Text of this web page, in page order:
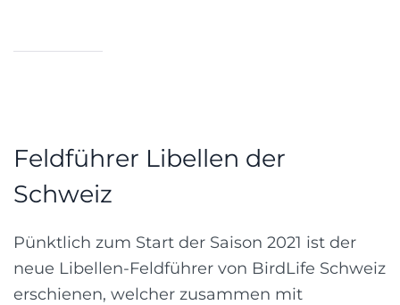
Feldführer Libellen der
Schweiz
Pünktlich zum Start der Saison 2021 ist der
neue Libellen-Feldführer von BirdLife Schweiz
erschienen, welcher zusammen mit